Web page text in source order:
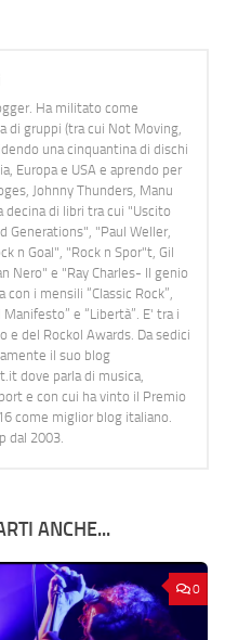
Ha militato come
di gruppi (tra cui Not Moving,
una cinquantina di dischi
Europa e USA e aprendo per
Johnny Thunders, Manu
decina di libri tra cui "Uscito
Generations", "Paul Weller,
n Goal", "Rock n Spor"t, Gil
Nero" e "Ray Charles- Il genio
i mensili “Classic Rock”,
e “Libertà”. E' tra i
e del Rockol Awards. Da sedici
il suo blog
dove parla di musica,
e con cui ha vinto il Premio
come miglior blog italiano.
dal 2003.
ANCHE...
0